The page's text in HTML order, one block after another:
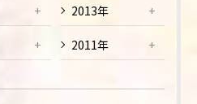
2013年
2011年